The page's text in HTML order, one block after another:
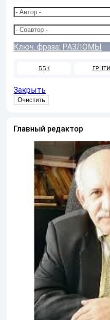
Ключ. фраза: РАЗЛОМЫ
ББК ГРНТИ
Закрыть
Главный редактор